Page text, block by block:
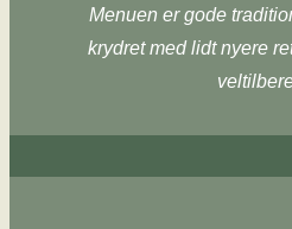
Menuen er gode
krydret med lidt nyere